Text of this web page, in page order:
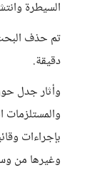
السيطرة
تم حذف
دقيقة.
وأثار جدل
والمستلزمات
بإجراءات
وغيرها من